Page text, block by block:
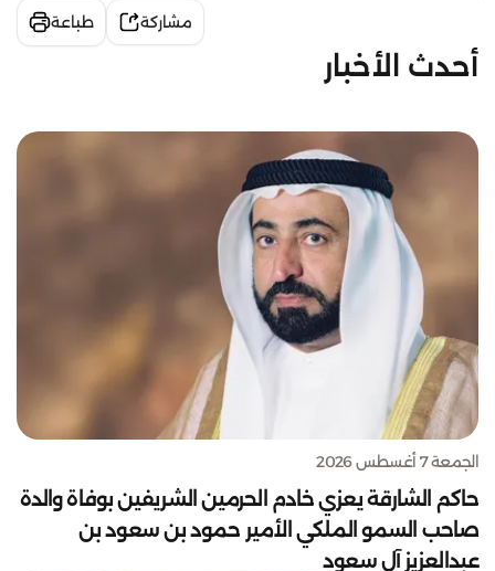
مشاركة طباعة
أحدث الأخبار
الجمعة 7 أغسطس 2026
حاكم الشارقة يعزي خادم الحرمين الشريفين بوفاة والدة
صاحب السمو الملكي الأمير حمود بن سعود بن
عبدالعزيز آل سعود